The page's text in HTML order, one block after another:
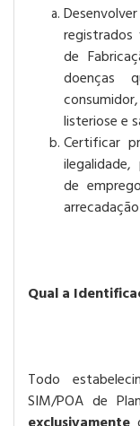
de
doenças
listeriose e
Certificar
de
Qual a
Todo
SIM/POA de